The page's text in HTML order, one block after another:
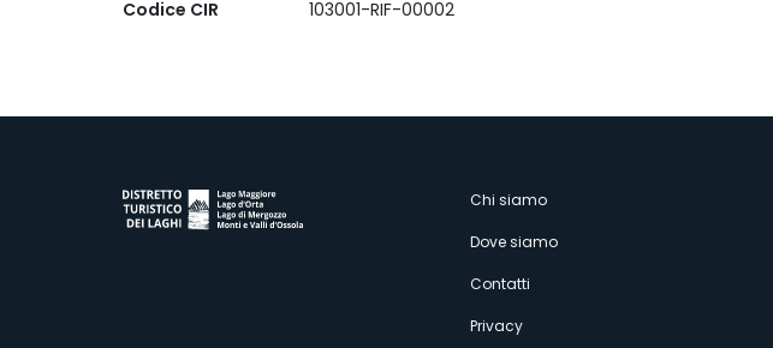
Codice CIR
103001-RIF-00002
Menù
secondario
Chi siamo
Dove siamo
Contatti
Privacy